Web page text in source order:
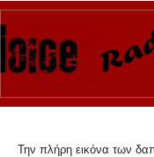
Την πλήρη εικόνα των